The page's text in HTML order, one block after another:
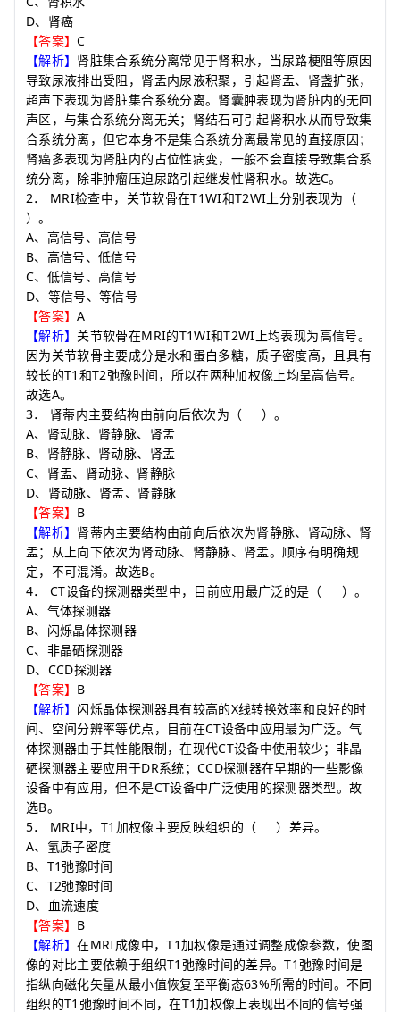
D、肾癌
【答案】C
【解析】 肾脏集合系统分离常见于肾积水，当尿路梗阻等原因
导致尿液排出受阻，肾盂内尿液积聚，引起肾盂、肾盏扩张，
超声下表现为肾脏集合系统分离。肾囊肿表现为肾脏内的无回
声区，与集合系统分离无关；肾结石可引起肾积水从而导致集
合系统分离，但它本身不是集合系统分离最常见的直接原因；
肾癌多表现为肾脏内的占位性病变，一般不会直接导致集合系
统分离，除非肿瘤压迫尿路引起继发性肾积水。故选C。
2． MRI检查中，关节软骨在T1WI和T2WI 上分别表现为 （
）。
A、高信号、高信号
B、高信号、低信号
C、低信号、高信号
D、等信号、等信号
【答案】A
【解析】 关节软骨在MRI的T1WI和T2WI 上均表现为高信号。
因为关节软骨主要成分是水和蛋白多糖，质子密度高，且具有
较长的T1 和T2弛豫时间，所以在两种加权像上均呈高信号。
故选A。
3． 肾蒂内主要结构由前向后依次为 （ ）。
A、肾动脉、肾静脉、肾盂
B、肾静脉、肾动脉、肾盂
C、肾盂、肾动脉、肾静脉
D、肾动脉、肾盂、肾静脉
【答案】 B
【解析】 肾蒂内主要结构由前向后依次为肾静脉、肾动脉、肾
盂；从上向下依次为肾动脉、肾静脉、肾盂。顺序有明确规
定，不可混淆。故选B。
4． CT设备的探测器类型中，目前应用最广泛的是 （ ） 。
A、气体探测器
B、闪烁晶体探测器
C、非晶硒探测器
D、 CCD探测器
【答案】 B
【解析】 闪烁晶体探测器具有较高的X线转换效率和良好的时
间、空间分辨率等优点，目前在CT设备中应用最为广泛。气
体探测器由于其性能限制，在现代CT设备中使用较少；非晶
硒探测器主要应用于DR系统； CCD探测器在早期的一些影像
设备中有应用，但不是CT设备中广泛使用的探测器类型。故
选B。
5． MRI中， T1 加权像主要反映组织的 （ ） 差异。
A、氢质子密度
B、 T1弛豫时间
C、 T2弛豫时间
D、血流速度
【答案】 B
【解析】在MRI成像中，T1加权像是通过调整成像参数，使图
像的对比主要依赖于组织T1 弛豫时间的差异。T1弛豫时间是
指纵向磁化矢量从最小值恢复至平衡态63%所需的时间。不同
组织的T1 弛豫时间不同，在T1加权像上表现出不同的信号强